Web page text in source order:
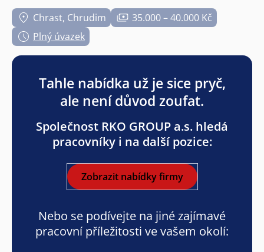
Chrast, Chrudim
35.000 – 40.000 Kč
Plný úvazek
Tahle nabídka už je sice pryč,
ale není důvod zoufat.
Společnost RKO GROUP a.s. hledá
pracovníky i na další pozice:
Zobrazit nabídky firmy
Nebo se podívejte na jiné zajímavé
pracovní příležitosti ve vašem okolí: